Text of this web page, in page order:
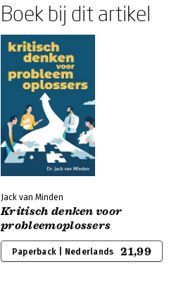
Boek bij dit artikel
Jack van Minden
Kritisch denken voor
probleemoplossers
Paperback | Nederlands 21,99